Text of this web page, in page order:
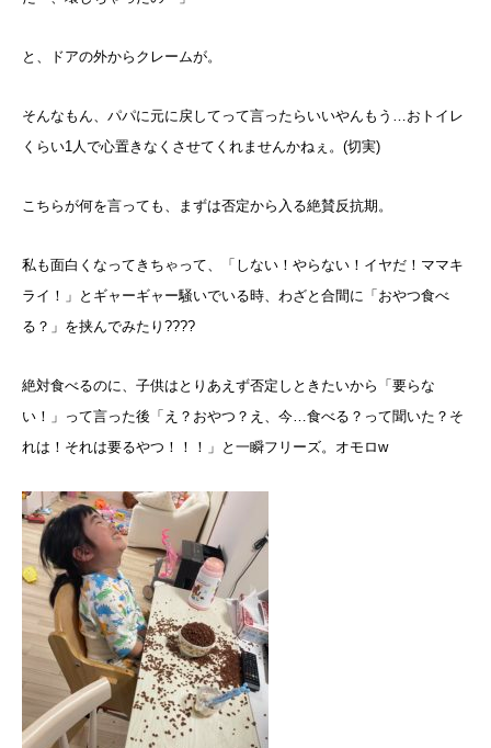
と、ドアの外からクレームが。
そんなもん、パパに元に戻してって言ったらいいやんもう…おトイレ
くらい1人で心置きなくさせてくれませんかねぇ。(切実)
こちらが何を言っても、まずは否定から入る絶賛反抗期。
私も面白くなってきちゃって、「しない！やらない！イヤだ！ママキ
ライ！」とギャーギャー騒いでいる時、わざと合間に「おやつ食べ
る？」を挟んでみたり????
絶対食べるのに、子供はとりあえず否定しときたいから「要らな
い！」って言った後「え？おやつ？え、今…食べる？って聞いた？そ
れは！それは要るやつ！！！」と一瞬フリーズ。オモロw